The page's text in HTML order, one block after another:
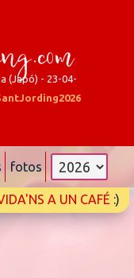
(Japó) - 23-04-
fotos
A UN CAFÉ :)